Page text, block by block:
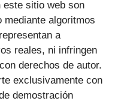
este sitio web son
mediante algoritmos
a
reales, ni infringen
derechos de autor.
exclusivamente con
demostración